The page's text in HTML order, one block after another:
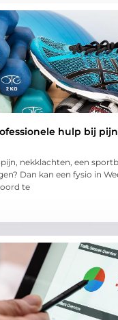
hulp bij
nekklachten, een
Dan kan een fysio in
te